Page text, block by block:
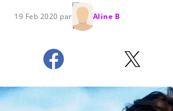
19 Feb 2020 par Aline B